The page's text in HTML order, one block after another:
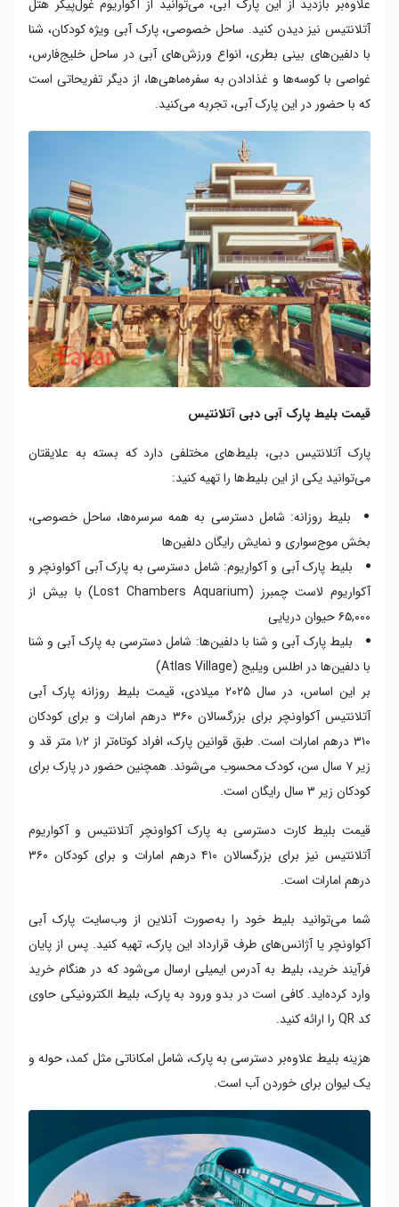
علاوه‌بر بازدید از این پارک آبی، می‌توانید از آکواریوم غول‌پیکر هتل
آتلانتیس نیز دیدن کنید. ساحل خصوصی، پارک آبی ویژه کودکان، شنا
با دلفین‌های بینی بطری، انواع ورزش‌های آبی در ساحل خلیج‌فارس،
غواصی با کوسه‌ها و غذادادن به سفره‌ماهی‌ها، از دیگر تفریحاتی است
که با حضور در این پارک آبی، تجربه می‌کنید.
قیمت بلیط پارک آبی دبی آتلانتیس
پارک آتلانتیس دبی، بلیط‌های مختلفی دارد که بسته به علایقتان
می‌توانید یکی از این بلیط‌ها را تهیه کنید:
بلیط روزانه: شامل دسترسی به همه سرسره‌ها، ساحل خصوصی،
بخش موج‌سواری و نمایش رایگان دلفین‌ها
بلیط پارک آبی و آکواریوم: شامل دسترسی به پارک آبی آکواونچر و
آکواریوم لاست چمبرز (Lost Chambers Aquarium) با بیش از
۶۵,۰۰۰ حیوان دریایی
بلیط پارک آبی و شنا با دلفین‌ها: شامل دسترسی به پارک آبی و شنا
با دلفین‌ها در اطلس ویلیج (Atlas Village)
بر این اساس، در سال ۲۰۲۵ میلادی، قیمت بلیط روزانه پارک آبی
آتلانتیس آکواونچر برای بزرگسالان ۳۶۰ درهم امارات و برای کودکان
۳۱۰ درهم امارات است. طبق قوانین پارک، افراد کوتاه‌تر از ۱٫۲ متر قد و
زیر ۷ سال سن، کودک محسوب می‌شوند. همچنین حضور در پارک برای
کودکان زیر ۳ سال رایگان است.
قیمت بلیط کارت دسترسی به پارک آکواونچر آتلانتیس و آکواریوم
آتلانتیس نیز برای بزرگسالان ۴۱۰ درهم امارات و برای کودکان ۳۶۰
درهم امارات است.
شما می‌توانید بلیط خود را به‌صورت آنلاین از وب‌سایت پارک آبی
آکواونچر یا آژانس‌های طرف قرارداد این پارک، تهیه کنید. پس از پایان
فرآیند خرید، بلیط به آدرس ایمیلی ارسال می‌شود که در هنگام خرید
وارد کرده‌اید. کافی است در بدو ورود به پارک، بلیط الکترونیکی حاوی
کد QR را ارائه کنید.
هزینه بلیط علاوه‌بر دسترسی به پارک، شامل امکاناتی مثل کمد، حوله و
یک لیوان برای خوردن آب است.